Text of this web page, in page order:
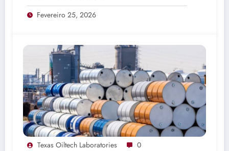
Fevereiro 25, 2026
Texas Oiltech Laboratories 0